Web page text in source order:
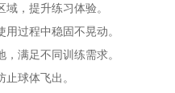
，提升练习体验。
过程中稳固不晃动。
满足不同训练需求。
球体飞出。